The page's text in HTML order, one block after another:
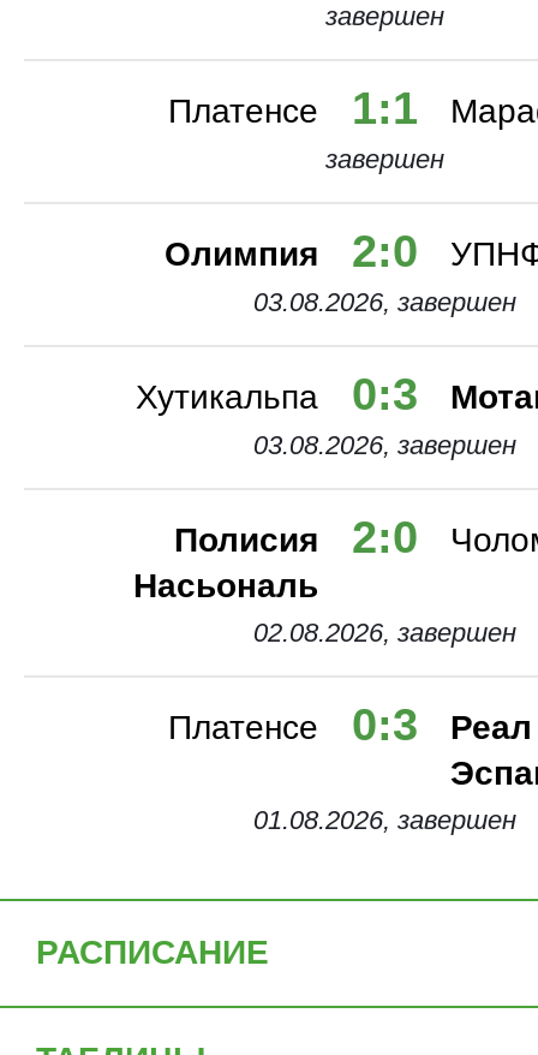
Клубный ЧМ 2025
Англия. Кубок
Евро 2024
Россия. Первая Лига
Кубок Америки
Суперкубок УЕФА
завершен
Платенсе 1:1
завершен
Олимпия 2:0
03.08.2026, завершен
Хутикальпа 0:3
03.08.2026, завершен
Полисия
Насьональ
2:0
02.08.2026, завершен
Платенсе 0:3
Реал
01.08.2026, завершен
РАСПИСАНИЕ